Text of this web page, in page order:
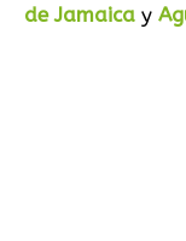
de Jamaica y